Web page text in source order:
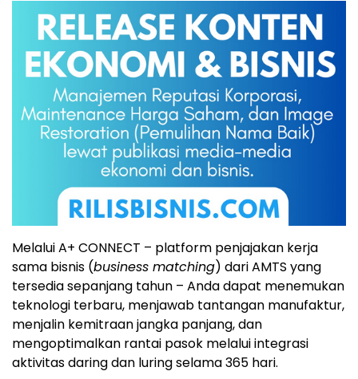
Melalui A+ CONNECT – platform penjajakan kerja
sama bisnis (business matching) dari AMTS yang
tersedia sepanjang tahun – Anda dapat menemukan
teknologi terbaru, menjawab tantangan manufaktur,
menjalin kemitraan jangka panjang, dan
mengoptimalkan rantai pasok melalui integrasi
aktivitas daring dan luring selama 365 hari.